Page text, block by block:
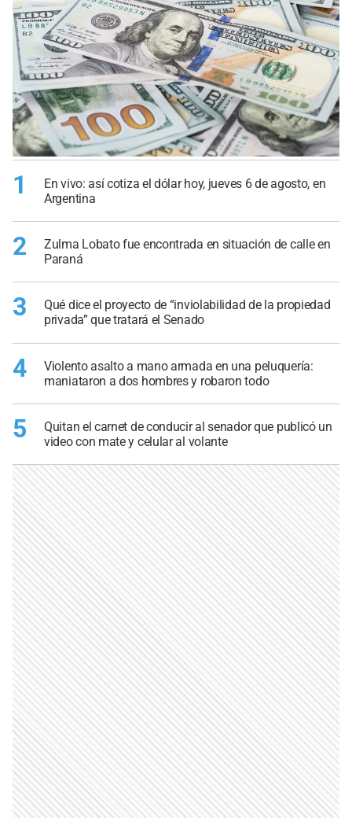
1
En vivo: así cotiza el dólar hoy, jueves 6 de agosto, en
Argentina
2
Zulma Lobato fue encontrada en situación de calle en
Paraná
3
Qué dice el proyecto de “inviolabilidad de la propiedad
privada” que tratará el Senado
4
Violento asalto a mano armada en una peluquería:
maniataron a dos hombres y robaron todo
5
Quitan el carnet de conducir al senador que publicó un
video con mate y celular al volante